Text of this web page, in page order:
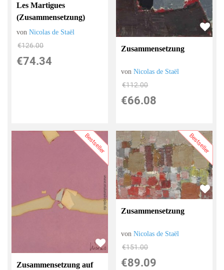
Les Martigues
(Zusammensetzung)
vonNicolas de Staël
€126.00
€74.34
Zusammensetzung
vonNicolas de Staël
€112.00
€66.08
Bestseller
Zusammensetzung auf
Bestseller
Zusammensetzung
vonNicolas de Staël
€151.00
€89.09